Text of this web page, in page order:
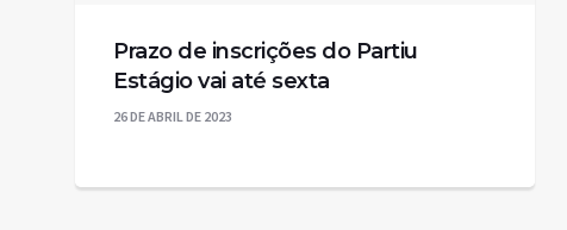
Prazo de inscrições do Partiu
Estágio vai até sexta
26 DE ABRIL DE 2023